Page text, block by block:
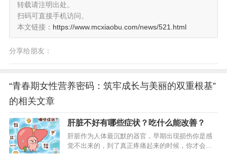
转载请注明出处。
扫码可直接手机访问。
本文链接： https://www.mcxiaobu.com/news/521.html
分享给朋友：
“青春期女性营养密码：筑牢成长与美丽的双重根基”
的相关文章
肝脏不好有哪些症状？吃什么能改善？
肝脏作为人体最沉默的器官，早期出现损伤你是感
觉不出来的，到了真正疼痛起来的时候，你才会发